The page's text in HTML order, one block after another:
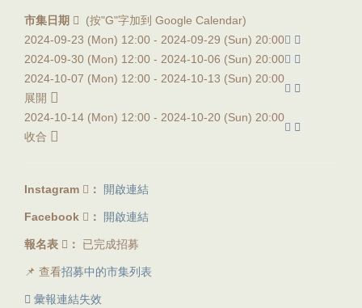
市集日期
(按"G"字加到 Google Calendar)
2024-09-23 (Mon) 12:00 - 2024-09-29 (Sun) 20:00
2024-09-30 (Mon) 12:00 - 2024-10-06 (Sun) 20:00
2024-10-07 (Mon) 12:00 - 2024-10-13 (Sun) 20:00
展開
2024-10-14 (Mon) 12:00 - 2024-10-20 (Sun) 20:00
收合
Instagram ： 開啟連結
Facebook ： 開啟連結
報名表 ： 已完成招募
📌 查看招募中的市集列表
彙報連結失效